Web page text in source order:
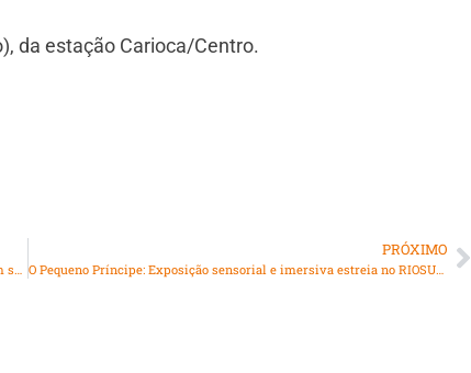
da estação Carioca/Centro.
Setembro Amarelo: 20% das vítimas jovens de bullying pensam em suicídio
PRÓXIMO
O Pequeno Príncipe: Exposição sensorial e imersiva estreia no RIOSUL dia 04 de outubro